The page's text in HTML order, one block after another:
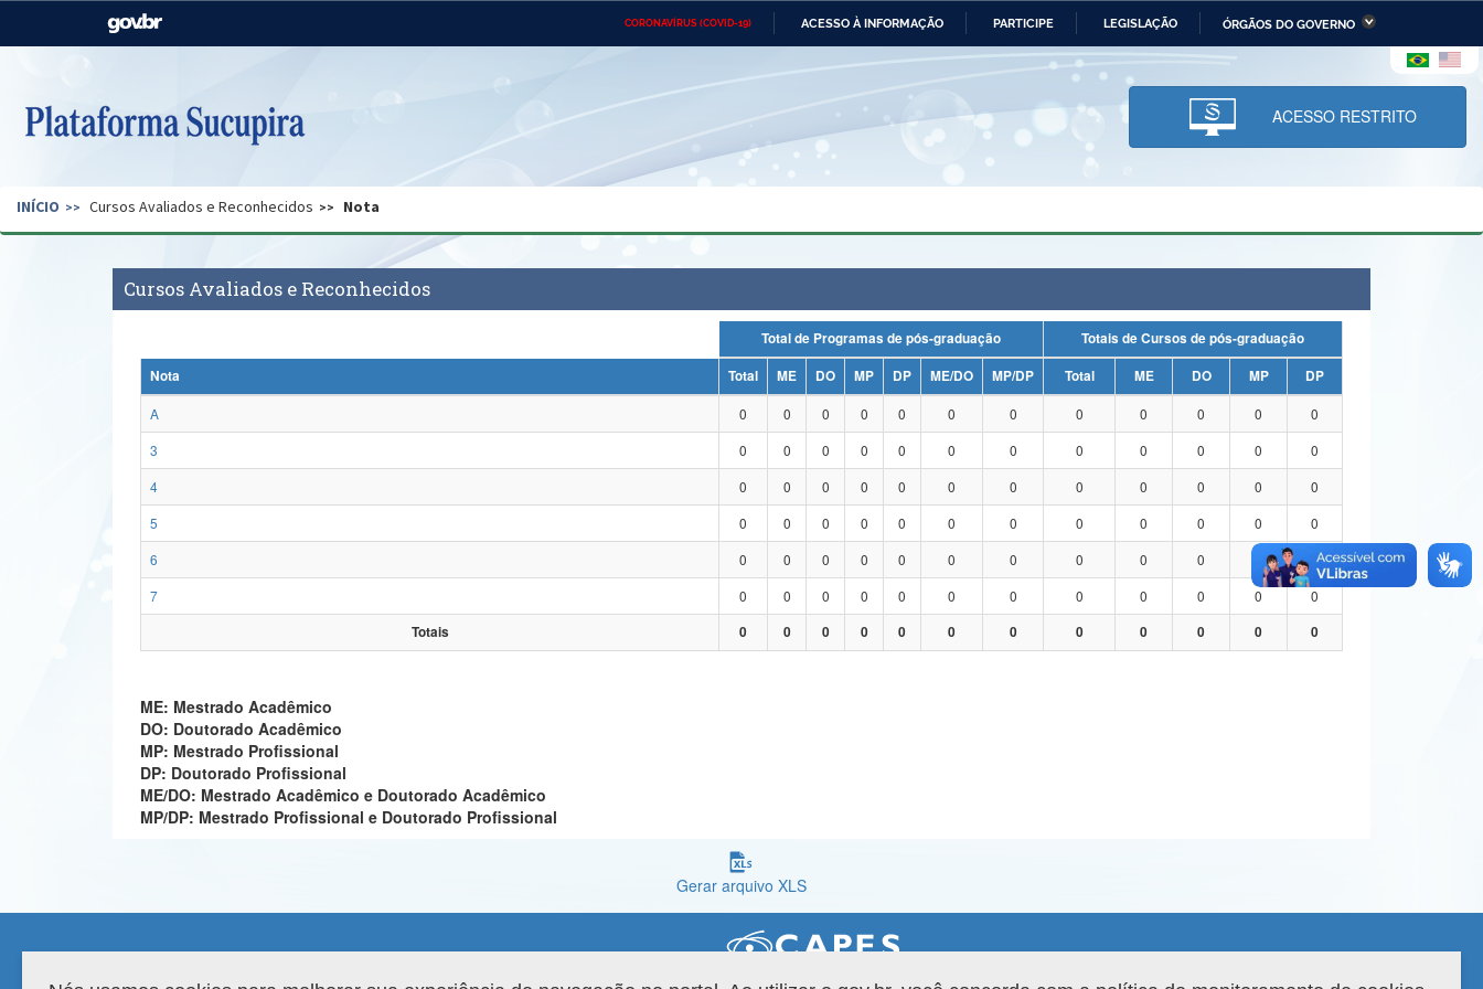
CORONAVÍRUS (COVID-19) ACESSO À INFORMAÇÃO PARTICIPE LEGISLAÇÃO ÓRGÃOS DO GOVERNO
Casa Civil Ministério das Relações Ministério da Economia Ministério da Infraestrutura
Pecuária e Abastecimento
Ministério da Ciência,
Tecnologia, Inovações e
Comunicações
Ministério do Desenvolvimento
Regional e dos Direitos Humanos
Secretaria de Governo Gabinete de Segurança Advocacia-Geral da União Banco Central do Brasil Planalto
ACESSO RESTRITO
INÍCIO Cursos Avaliados e Reconhecidos Nota
Cursos Avaliados e Reconhecidos
Total de Programas de pós-graduação
Totais de Cursos de pós-graduação
Nota
Total ME DO MP DP ME/DO MP/DP Total ME DO MP
DP
A
0 0 0 0 0 0 0 0 0 0 0
0
3
0 0 0 0 0 0 0 0 0 0 0
0
4
0 0 0 0 0 0 0 0 0 0 0
0
5
0 0 0 0 0 0 0 0 0 0 0
0
6
0 0 0 0 0 0 0 0 0 0
0
7
0 0 0 0 0 0 0 0 0 0 0
0
Totais
0 0 0 0 0 0 0 0 0 0 0 0
ME: Mestrado Acadêmico
DO: Doutorado Acadêmico
MP: Mestrado Profissional
DP: Doutorado Profissional
ME/DO: Mestrado Acadêmico e Doutorado Acadêmico
MP/DP: Mestrado Profissional e Doutorado Profissional
Gerar arquivo XLS